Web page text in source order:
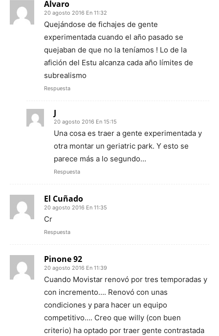
Alvaro
20 agosto 2016 En 11:32
Quejándose de fichajes de gente
experimentada cuando el año pasado se
quejaban de que no la teníamos ! Lo de la
afición del Estu alcanza cada año límites de
subrealismo
Respuesta
J
20 agosto 2016 En 15:15
Una cosa es traer a gente experimentada y
otra montar un geriatric park. Y esto se
parece más a lo segundo…
Respuesta
El Cuñado
20 agosto 2016 En 11:35
Cr
Respuesta
Pinone 92
20 agosto 2016 En 11:39
Cuando Movistar renovó por tres temporadas y
con incremento…. Renovó con unas
condiciones y para hacer un equipo
competitivo…. Creo que willy (con buen
criterio) ha optado por traer gente contrastada